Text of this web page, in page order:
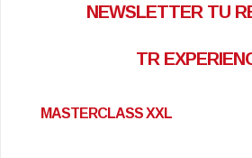
NEWSLETTER TU
TR
MASTERCLASS XXL